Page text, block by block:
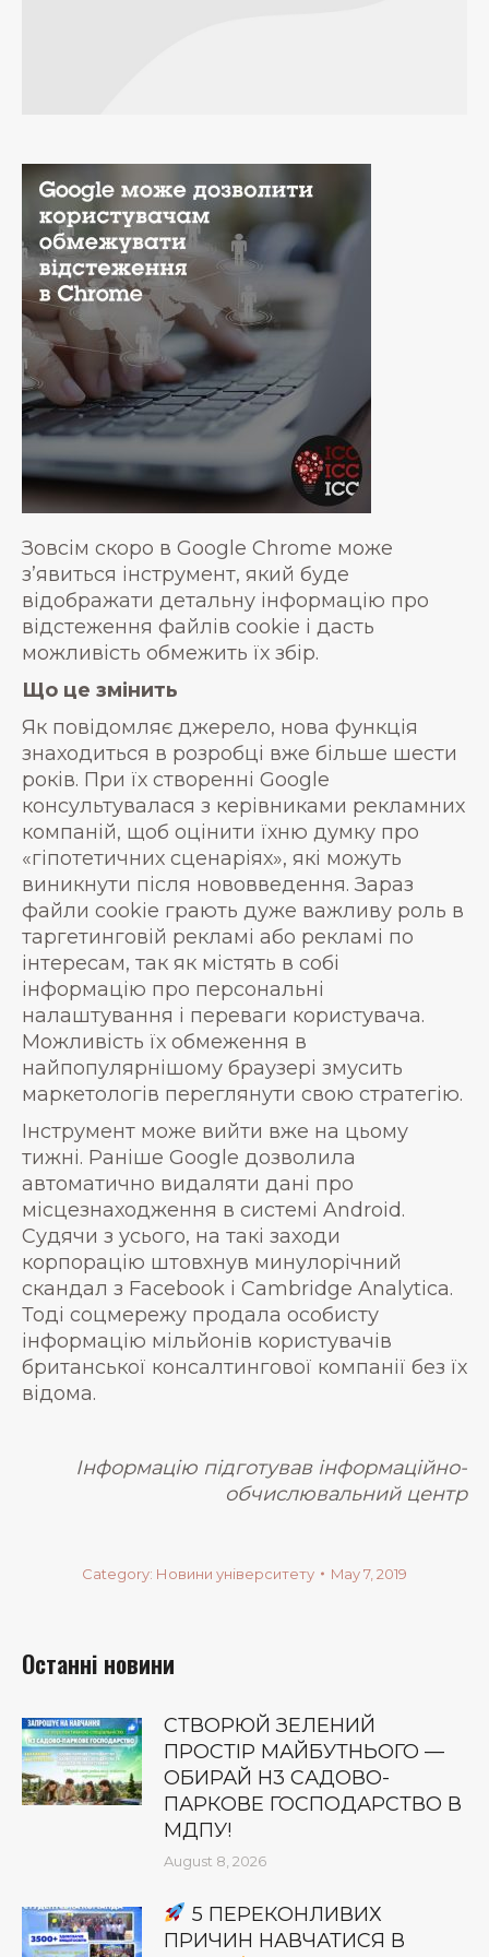
Зовсім скоро в Google Chrome може
з’явиться інструмент, який буде
відображати детальну інформацію про
відстеження файлів cookie і дасть
можливість обмежить їх збір.
Що це змінить
Як повідомляє джерело, нова функція
знаходиться в розробці вже більше шести
років. При їх створенні Google
консультувалася з керівниками рекламних
компаній, щоб оцінити їхню думку про
«гіпотетичних сценаріях», які можуть
виникнути після нововведення. Зараз
файли cookie грають дуже важливу роль в
таргетинговій рекламі або рекламі по
інтересам, так як містять в собі
інформацію про персональні
налаштування і переваги користувача.
Можливість їх обмеження в
найпопулярнішому браузері змусить
маркетологів переглянути свою стратегію.
Інструмент може вийти вже на цьому
тижні. Раніше Google дозволила
автоматично видаляти дані про
місцезнаходження в системі Android.
Судячи з усього, на такі заходи
корпорацію штовхнув минулорічний
скандал з Facebook і Cambridge Analytica.
Тоді соцмережу продала особисту
інформацію мільйонів користувачів
британської консалтингової компанії без їх
відома.
Інформацію підготував інформаційно-
обчислювальний центр
Category: Новини університету May 7, 2019
Останні новини
СТВОРЮЙ ЗЕЛЕНИЙ
ПРОСТІР МАЙБУТНЬОГО —
ОБИРАЙ Н3 САДОВО-
ПАРКОВЕ ГОСПОДАРСТВО В
МДПУ!
August 8, 2026
5 ПЕРЕКОНЛИВИХ
ПРИЧИН НАВЧАТИСЯ В